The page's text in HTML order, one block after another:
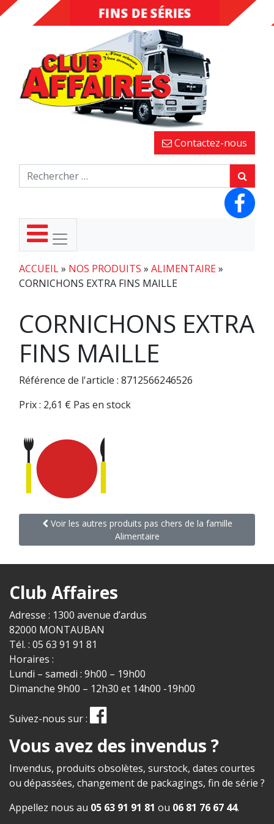
DESTOCKAGE
FINS DE SÉRIES
Contactez-nous
ACCUEIL» NOS PRODUITS » ALIMENTAIRE»
CORNICHONS EXTRA FINS MAILLE
CORNICHONS EXTRA
FINS MAILLE
Référence de l'article : 8712566246526
Prix : 2,61 € Pas en stock
Voir les autres produits pas chers de la famille
Alimentaire
Club Affaires
Adresse : 1300 avenue d’ardus
82000 MONTAUBAN
Tél. : 05 63 91 91 81
Horaires :
Lundi – samedi : 9h00 – 19h00
Dimanche 9h00 – 12h30 et 14h00 -19h00
Suivez-nous sur :
Vous avez des invendus ?
Invendus, produits obsolètes, surstock, dates courtes
ou dépassées, changement de packagings, fin de série ?
Appellez nous au 05 63 91 91 81 ou 06 81 76 67 44.